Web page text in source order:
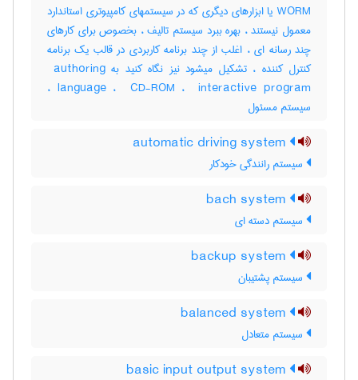
WORM یا ابزارهای دیگری که در سیستمهای کامپیوتری استاندارد
معمول نیستند ، بهره ببرد سیستم تالیف ، بخصوص برای کارهای
چند رسانه ای ، اغلب از چند برنامه کاربردی در قالب یک برنامه
کنترل کننده ، تشکیل میشود نیز نگاه کنید به ‎ authoring
language ، ‎ CD-ROM ، ‎ interactive program ،
سیستم مسئول
سیستم رانندگی خودکار
سیستم دسته ای
سیستم پشتیبان
سیستم متعادل